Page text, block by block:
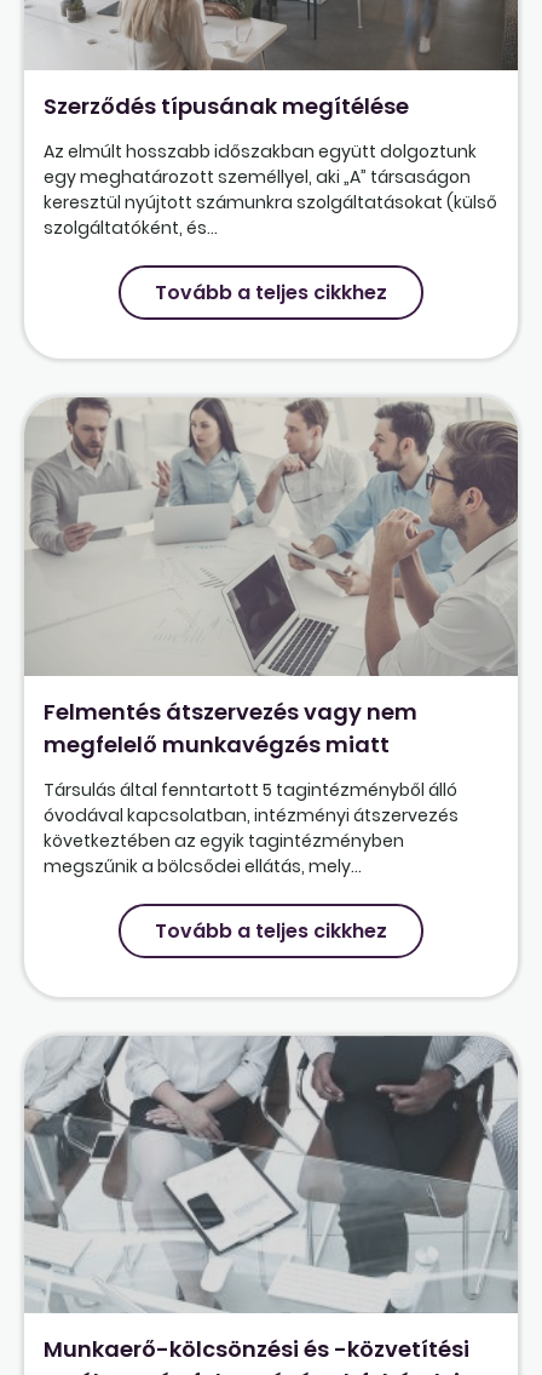
Szerződés típusának megítélése
Az elmúlt hosszabb időszakban együtt dolgoztunk
egy meghatározott személlyel, aki „A” társaságon
keresztül nyújtott számunkra szolgáltatásokat (külső
szolgáltatóként, és...
Tovább a teljes cikkhez
Felmentés átszervezés vagy nem
megfelelő munkavégzés miatt
Társulás által fenntartott 5 tagintézményből álló
óvodával kapcsolatban, intézményi átszervezés
következtében az egyik tagintézményben
megszűnik a bölcsődei ellátás, mely...
Tovább a teljes cikkhez
Munkaerő-kölcsönzési és -közvetítési